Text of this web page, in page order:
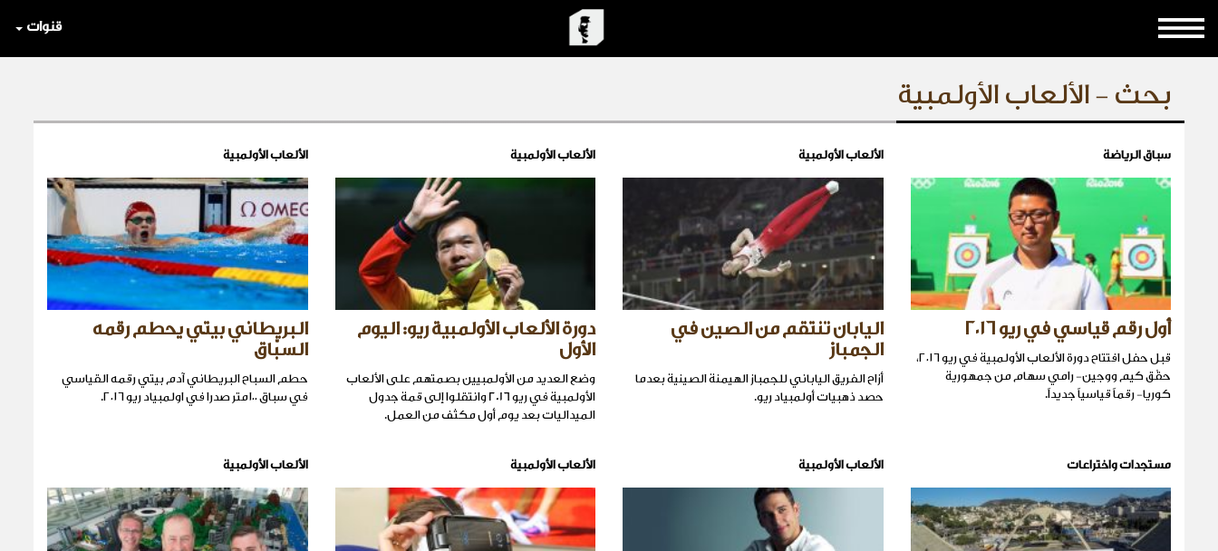
قنوات
بحث - الألعاب الأولمبية
سباق الرياضة
أول رقم قياسي في ريو ٢٠١٦
قبل حفل افتتاح دورة الألعاب الأولمبية في ريو ٢٠١٦،
حقّق كيم ووجين- رامي سهام من جمهورية
كوريا- رقماً قياسياً جديداً.
الألعاب الأولمبية
اليابان تنتقم من الصين في
الجمباز
أزاح الفريق الياباني للجمباز الهيمنة الصينية بعدما
حصد ذهبيات أولمبياد ريو.
الألعاب الأولمبية
دورة الألعاب الأولمبية ريو: اليوم
الأول
وضع العديد من الأولمبيين بصمتهم على الألعاب
الأولمبية في ريو 2016 وانتقلوا إلى قمة جدول
الميداليات بعد يوم أول مكثف من العمل.
الألعاب الأولمبية
البريطاني بيتي يحطم رقمه
السبّاق
حطم السباح البريطاني آدم بيتي رقمه القياسي
في سباق ١٠٠متر صدرا في اولمبياد ريو ٢٠١٦.
مستجدات واختراعات الألعاب الأولمبية الألعاب الأولمبية الألعاب الأولمبية